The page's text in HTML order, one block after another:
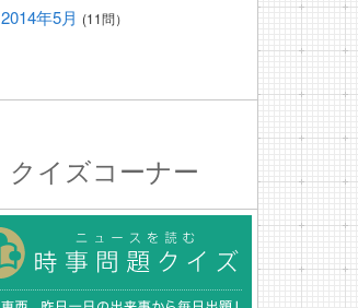
2014年5月 (11問）
クイズコーナー